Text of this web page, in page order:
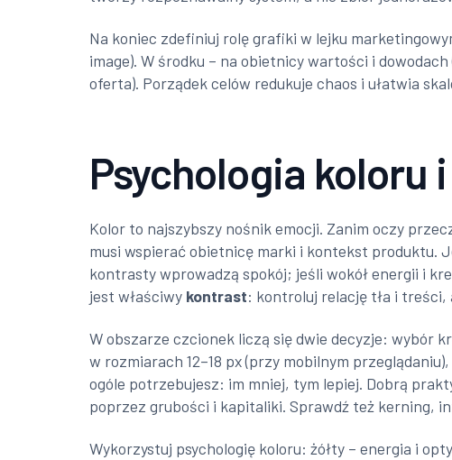
Na koniec zdefiniuj rolę grafiki w lejku
image). W środku – na obietnicy wartości i
oferta). Porządek celów redukuje chaos i ułatwia
Psychologia koloru
Kolor to najszybszy nośnik emocji. Zanim oczy
musi wspierać obietnicę marki i kontekst produktu.
kontrasty wprowadzą spokój; jeśli wokół energii i
jest właściwy kontrast: kontroluj relację tła i treści,
W obszarze czcionek liczą się dwie decyzje: wybór
w rozmiarach 12–18 px (przy mobilnym
ogóle potrzebujesz: im mniej, tym lepiej. Dobrą
poprzez grubości i kapitaliki. Sprawdź też kerning,
Wykorzystuj psychologię koloru: żółty – energia i